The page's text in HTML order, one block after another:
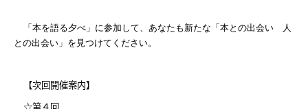
「本を語る夕べ」に参加して、あなたも新たな「本との出会い 人
との出会い」を見つけてください。
【次回開催案内】